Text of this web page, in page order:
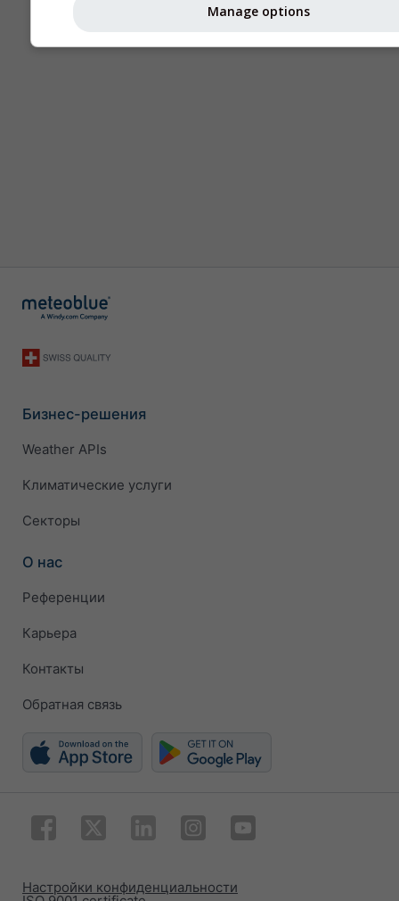
Бизнес-решения
Weather APIs
Климатические услуги
Секторы
О нас
Референции
Карьера
Контакты
Обратная связь
Настройки конфиденциальности
Manage options